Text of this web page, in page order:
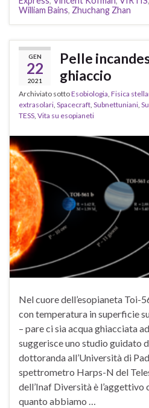
William Bains, Zhuchang Zhan
GEN
22
2021
Pelle
ghiaccio
Archiviato sottoEsobiologia, Fisica
extrasolari, Spacecraft, Subnettuniani,
TESS, Vita su esopianeti
Nel cuore dell’esopianeta Toi-
con temperatura in superficie
– pare ci sia acqua ghiacciata
suggerisce uno studio guidato
dottoranda all’Università di
spettrometro Harps-N del
dell’Inaf Diversità è l’aggettivo
quanto abbiamo …